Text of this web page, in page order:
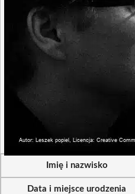
Imię i nazwisko
Data i miejsce urodzenia